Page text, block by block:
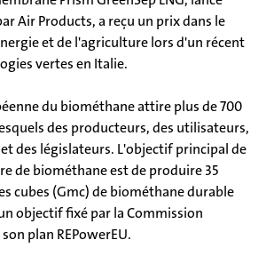
Air Products, a reçu un prix dans le
et de l'agriculture lors d'un récent
vertes en Italie.
du biométhane attire plus de 700
des producteurs, des utilisateurs,
des législateurs. L'objectif principal de
de biométhane est de produire 35
cubes (Gmc) de biométhane durable
objectif fixé par la Commission
plan REPowerEU.